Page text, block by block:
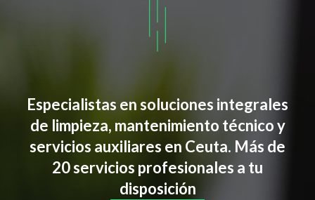
Especialistas en soluciones integrales
de limpieza, mantenimiento técnico y
servicios auxiliares en Ceuta. Más de
20 servicios profesionales a tu
disposición